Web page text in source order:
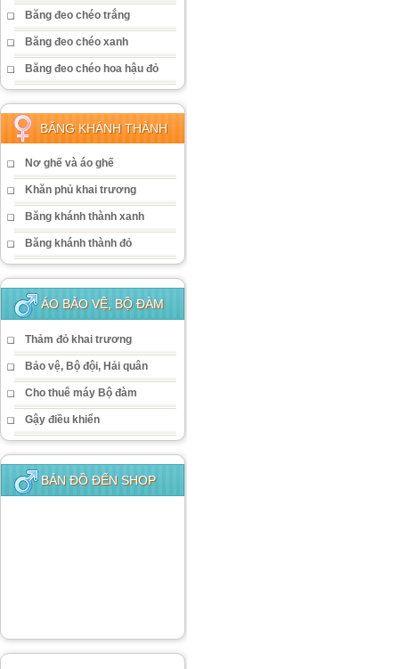
Băng đeo chéo trắng
Băng đeo chéo xanh
Băng đeo chéo hoa hậu đỏ
BĂNG KHÁNH THÀNH
Nơ ghế và áo ghế
Khăn phủ khai trương
Băng khánh thành xanh
Băng khánh thành đỏ
ÁO BẢO VỆ, BỘ ĐÀM
Thảm đỏ khai trương
Bảo vệ, Bộ đội, Hải quân
Cho thuê máy Bộ đàm
Gậy điều khiển
BẢN ĐỒ ĐẾN SHOP